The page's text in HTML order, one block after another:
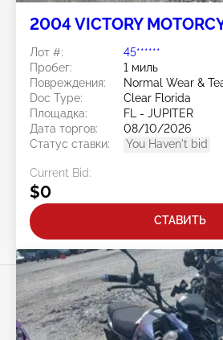
2004 VICTORY
Лот #:
45******
Пробег:
1 миль
Повреждения:
Normal Wear &
Doc Type:
Clear Florida
Площадка:
FL - JUPITER
Дата торгов:
08/10/2026
Статус ставки:
You Haven't bid
Current Bid:
$0
СТАВИТЬ